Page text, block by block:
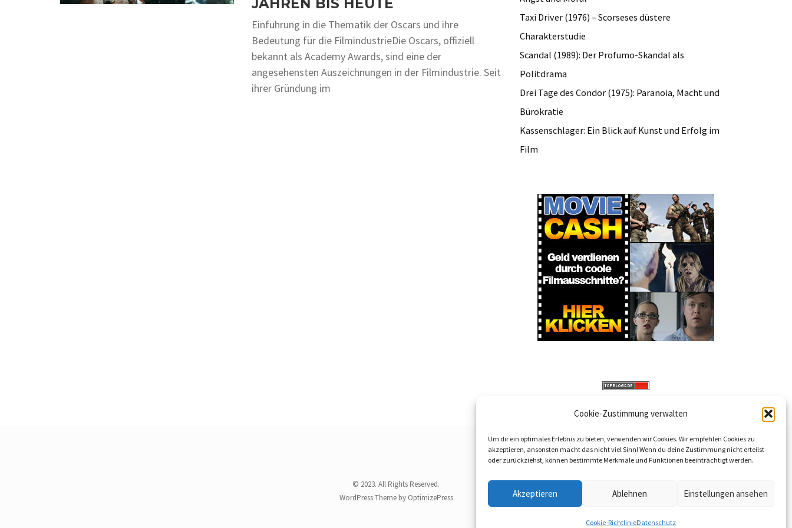
Cookie-Zustimmung verwalten
Um dir ein optimales Erlebnis zu bieten, verwenden wir Cookies. Wir empfehlen Cookies zu
akzeptieren, ansonsten macht das nicht viel Sinn! Wenn du deine Zustimmung nicht erteilst
oder zurückziehst, können bestimmte Merkmale und Funktionen beeinträchtigt werden.
Akzeptieren Ablehnen Einstellungen ansehen
Cookie-RichtlinieDatenschutz
JAHREN BIS HEUTE
Einführung in die Thematik der Oscars und ihre
Bedeutung für die FilmindustrieDie Oscars, offiziell
bekannt als Academy Awards, sind eine der
angesehensten Auszeichnungen in der Filmindustrie. Seit
ihrer Gründung im
Taxi Driver (1976) – Scorseses düstere
Charakterstudie
Scandal (1989): Der Profumo-Skandal als
Politdrama
Drei Tage des Condor (1975): Paranoia, Macht und
Bürokratie
Kassenschlager: Ein Blick auf Kunst und Erfolg im
Film
© 2023. All Rights Reserved.
WordPress Theme by OptimizePress